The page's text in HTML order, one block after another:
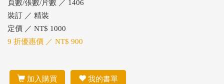
頁數/張數/片數 ／ 1406
裝訂 ／ 精裝
定價 ／ NT$ 1000
9 折優惠價 ／ NT$ 900
加入購買 我的書單